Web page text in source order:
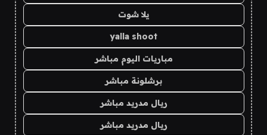
يلا شوت
yalla shoot
مباريات اليوم مباشر
برشلونة مباشر
ريال مدريد مباشر
ريال مدريد مباشر